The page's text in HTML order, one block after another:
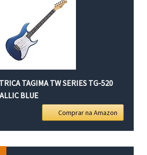
TAGIMA TW SERIES TG-520
BLUE
Comprar na Amazon